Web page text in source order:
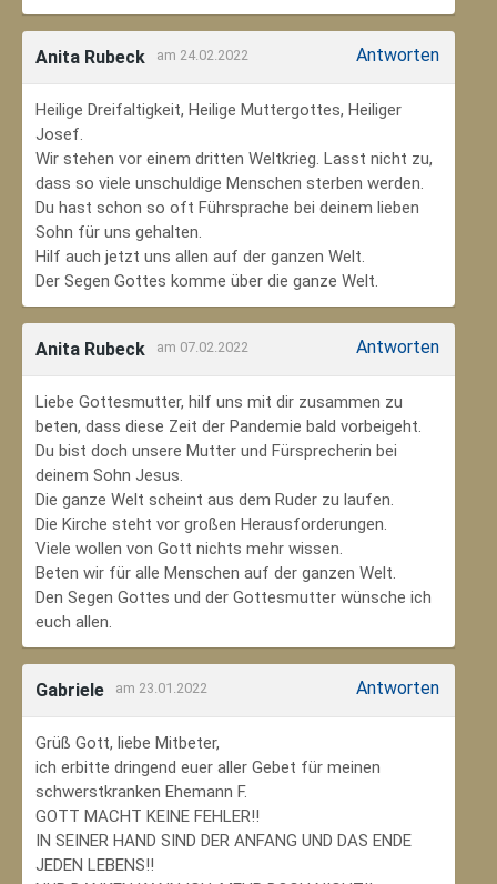
Anita Rubeck am 24.02.2022 Antworten
Heilige Dreifaltigkeit, Heilige Muttergottes, Heiliger
Josef.
Wir stehen vor einem dritten Weltkrieg. Lasst nicht zu,
dass so viele unschuldige Menschen sterben werden.
Du hast schon so oft Führsprache bei deinem lieben
Sohn für uns gehalten.
Hilf auch jetzt uns allen auf der ganzen Welt.
Der Segen Gottes komme über die ganze Welt.
Anita Rubeck am 07.02.2022 Antworten
Liebe Gottesmutter, hilf uns mit dir zusammen zu
beten, dass diese Zeit der Pandemie bald vorbeigeht.
Du bist doch unsere Mutter und Fürsprecherin bei
deinem Sohn Jesus.
Die ganze Welt scheint aus dem Ruder zu laufen.
Die Kirche steht vor großen Herausforderungen.
Viele wollen von Gott nichts mehr wissen.
Beten wir für alle Menschen auf der ganzen Welt.
Den Segen Gottes und der Gottesmutter wünsche ich
euch allen.
Gabriele am 23.01.2022 Antworten
Grüß Gott, liebe Mitbeter,
ich erbitte dringend euer aller Gebet für meinen
schwerstkranken Ehemann F.
GOTT MACHT KEINE FEHLER!!
IN SEINER HAND SIND DER ANFANG UND DAS ENDE
JEDEN LEBENS!!